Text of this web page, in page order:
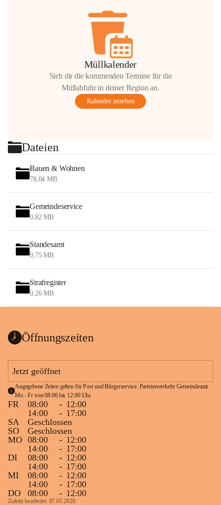
Müllkalender
Sieh dir die kommenden Termine für die
Müllabfuhr in deiner Region an.
Kalender ansehen
Dateien
Bauen & Wohnen
78,04 MB
Gemeindeservice
0,82 MB
Standesamt
0,75 MB
Strafregister
0,26 MB
Öffnungszeiten
Jetzt geöffnet
Angegebene Zeiten gelten für Post und Bürgerservice. Parteienverkehr Gemeindeamt
Mo - Fr von 08:00 bis 12:00 Uhr.
FR 08:00 - 12:00
14:00
- 17:00
SA
Geschlossen
SO
Geschlossen
MO 08:00 - 12:00
14:00
- 17:00
DI
08:00 - 12:00
14:00
- 17:00
MI
08:00 - 12:00
14:00
- 17:00
DO
08:00 - 12:00
Zuletzt bearbeitet: 07.05.2026